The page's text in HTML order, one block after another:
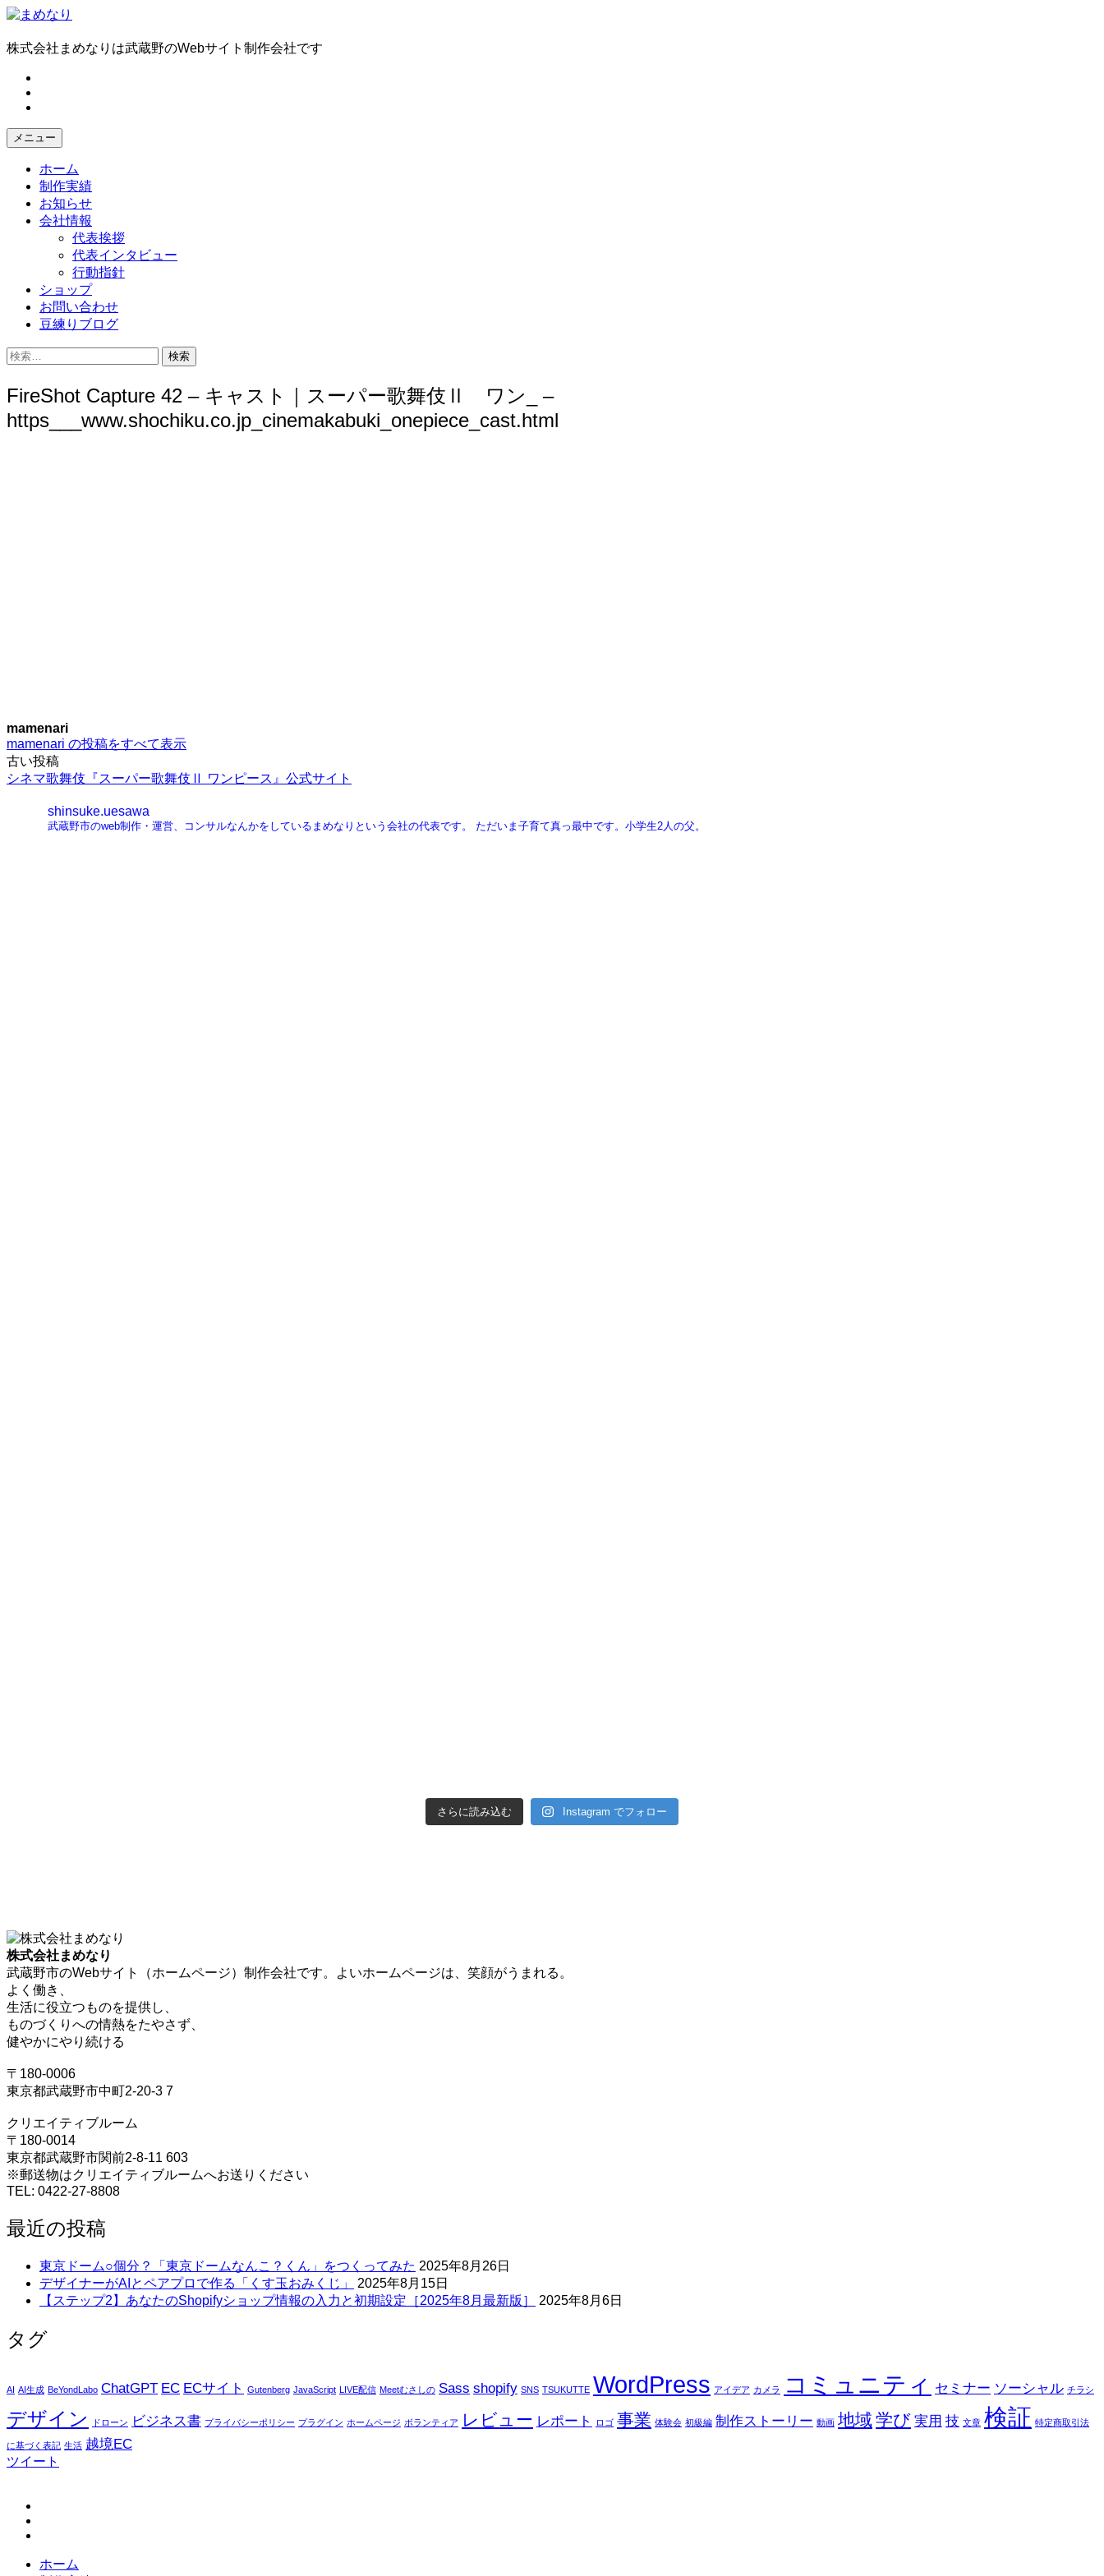
コ
テ
キ
ッ
株式会社まめなりは武蔵野のWebサイト制作会社です
メニュー
ホーム
制作実績
お知らせ
会社情報
代表挨拶
代表インタビュー
行動指針
ショップ
お問い合わせ
豆練りブログ
検
FireShot Capture 42 – キャスト｜スーパー歌舞伎Ⅱ ワン_ –
https___www.shochiku.co.jp_cinemakabuki_onepiece_cast.html
mamenari
mamenari の投稿をすべて表示
投
稿
古い投稿
シネマ歌舞伎『スーパー歌舞伎Ⅱ ワンピース』公式サイト
shinsuke.uesawa
武蔵野市のweb制作・運営、コンサルなんかをしているまめなりという会社の代表です。 ただいま子育て真っ最中です。小学生2人の父。
さらに読み込む Instagram でフォロー
株式会社まめなり
武蔵野市のWebサイト（ホームページ）制作会社です。よいホームページは、笑顔がうまれる。
よく働き、
生活に役立つものを提供し、
ものづくりへの情熱をたやさず、
健やかにやり続ける
〒180-0006
東京都武蔵野市中町2-20-3 7
クリエイティブルーム
〒180-0014
東京都武蔵野市関前2-8-11 603
※郵送物はクリエイティブルームへお送りください
TEL: 0422-27-8808
最近の投稿
東京ドーム○個分？「東京ドームなんこ？くん」をつくってみた 2025年8月26日
デザイナーがAIとペアプロで作る「くす玉おみくじ」
2025年8月15日
【ステップ2】あなたのShopifyショップ情報の入力と初期設定［2025年8月最新版］
2025年8月6日
タグ
AI AI生成 BeYondLabo ChatGPT EC ECサイト Gutenberg JavaScript LIVE配信 Meetむさしの Sass shopify SNS TSUKUTTE WordPress アイデア カメラ コミュニティ セミナー ソーシャル チラシ
デザイン ドローン ビジネス書 プライバシーポリシー プラグイン ホームページ ボランティア レビュー レポート ロゴ 事業 体験会 初級編 制作ストーリー 動画 地域 学び 実用 技 文章 検証 特定商取引法
に基づく表記 生活 越境EC
ツイート
ホーム